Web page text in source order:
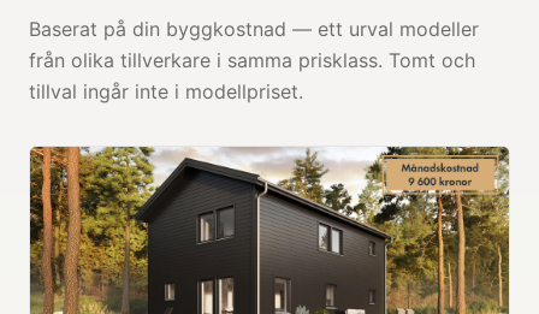
Baserat på din byggkostnad — ett urval modeller
från olika tillverkare i samma prisklass. Tomt och
tillval ingår inte i modellpriset.